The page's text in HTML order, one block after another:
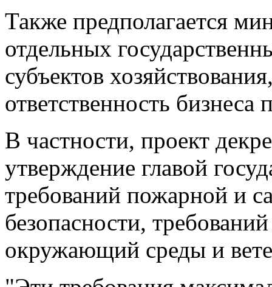
Также предполагается
отдельных
субъектов
ответственность
В частности, проект
утверждение главой
требований пожарной и
безопасности,
окружающий среды и